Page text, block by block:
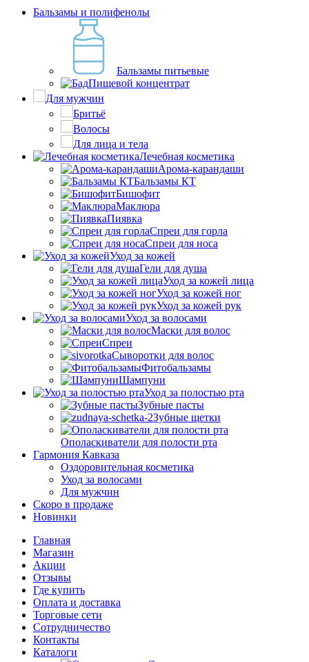
Бальзамы и полифенолы
Бальзамы питьевые
Пищевой концентрат
Для мужчин
Бритьё
Волосы
Для лица и тела
Лечебная косметика
Арома-карандаши
Бальзамы КТ
Бишофит
Маклюра
Пиявка
Спреи для горла
Спреи для носа
Уход за кожей
Гели для душа
Уход за кожей лица
Уход за кожей ног
Уход за кожей рук
Уход за волосами
Маски для волос
Спреи
Сыворотки для волос
Фитобальзамы
Шампуни
Уход за полостью рта
Зубные пасты
Зубные щетки
Ополаскиватели для полости рта
Гармония Кавказа
Оздоровительная косметика
Уход за волосами
Для мужчин
Скоро в продаже
Новинки
Главная
Магазин
Акции
Отзывы
Где купить
Оплата и доставка
Торговые сети
Сотрудничество
Контакты
Каталоги